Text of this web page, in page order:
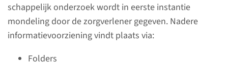
schap­pelijk onderzoek wordt in eerste instantie
mondeling door de zorgverlener gegeven. Nadere
informatie­voorziening vindt plaats via:
Folders